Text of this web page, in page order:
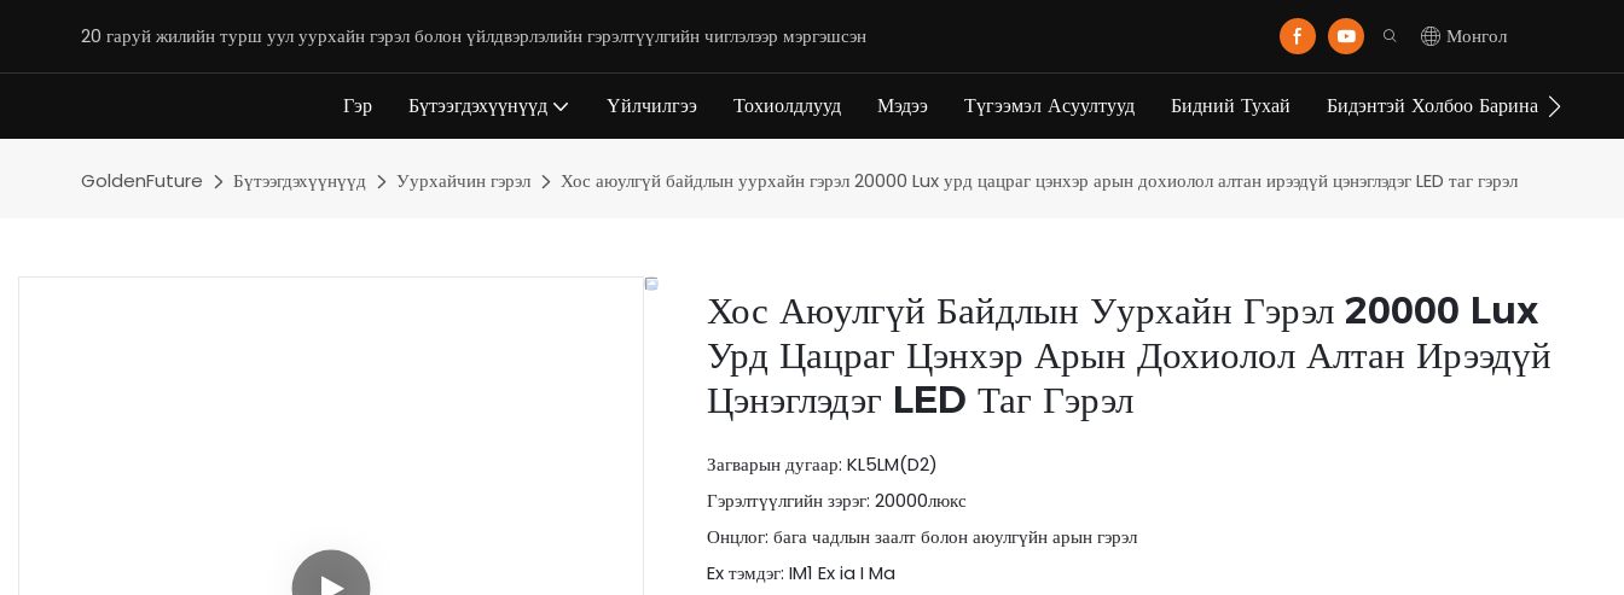
20 гаруй жилийн турш уул уурхайн гэрэл болон үйлдвэрлэлийн гэрэлтүүлгийн чиглэлээр мэргэшсэн Монгол
Гэр Бүтээгдэхүүнүүд Үйлчилгээ Тохиолдлууд Мэдээ Түгээмэл Асуултууд Бидний Тухай Бидэнтэй Холбоо Барина Уу
GoldenFuture Бүтээгдэхүүнүүд Уурхайчин гэрэл Хос аюулгүй байдлын уурхайн гэрэл 20000 Lux урд цацраг цэнхэр арын дохиолол алтан ирээдүй цэнэглэдэг LED таг гэрэл
Хос Аюулгүй Байдлын Уурхайн Гэрэл 20000 Lux
Урд Цацраг Цэнхэр Арын Дохиолол Алтан Ирээдүй
Цэнэглэдэг LED Таг Гэрэл
Загварын дугаар: KL5LM(D2)
Гэрэлтүүлгийн зэрэг: 20000люкс
Онцлог: бага чадлын заалт болон аюулгүйн арын гэрэл
Ex тэмдэг: IM1 Ex ia I Ma